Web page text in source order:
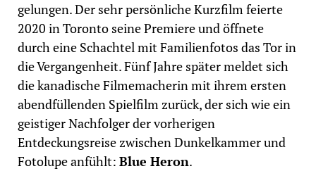
gelungen. Der sehr persönliche Kurzfilm feierte
2020 in Toronto seine Premiere und öffnete
durch eine Schachtel mit Familienfotos das Tor in
die Vergangenheit. Fünf Jahre später meldet sich
die kanadische Filmemacherin mit ihrem ersten
abendfüllenden Spielfilm zurück, der sich wie ein
geistiger Nachfolger der vorherigen
Entdeckungsreise zwischen Dunkelkammer und
Fotolupe anfühlt: Blue Heron.